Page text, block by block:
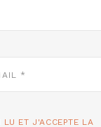
LU ET J'ACCEPTE LA